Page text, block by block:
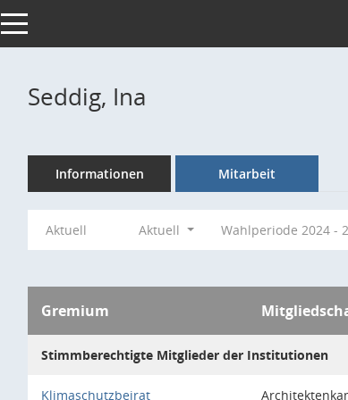
Toggle navigation
Seddig, Ina
Informationen Mitarbeit
Aktuell Aktuell Wahlperiode 2024 -
Gremium
Stimmberechtigte Mitglieder der Institutionen
Klimaschutzbeirat